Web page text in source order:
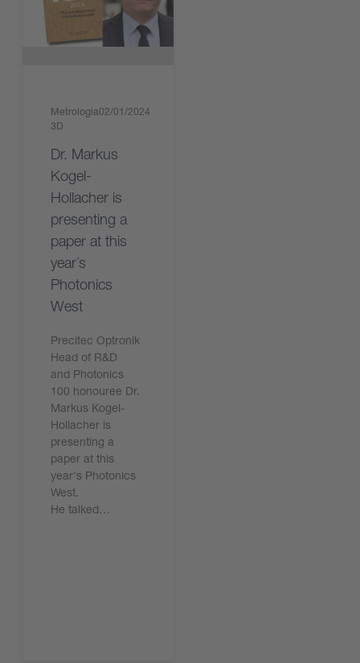
Metrologia
3D
02/01/2024
Dr. Markus
Kogel-
Hollacher is
presenting a
paper at this
year´s
Photonics
West
Precitec Optronik
Head of R&D
and Photonics
100 honouree Dr.
Markus Kogel-
Hollacher is
presenting a
paper at this
year's Photonics
West.
He talked…